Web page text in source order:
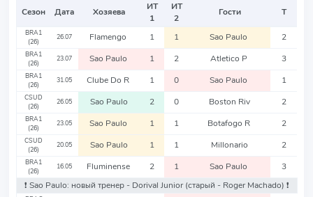
Сезон Дата Хозяева
ИТ
1
ИТ
2
Гости Т
BRA1
(26)
26.07 Flamengo 1 1 Sao Paulo 2
BRA1
(26)
23.07 Sao Paulo 1 2 Atletico P 3
BRA1
(26)
31.05 Clube Do R 1 0 Sao Paulo 1
CSUD
(26)
26.05 Sao Paulo 2 0 Boston Riv 2
BRA1
(26)
23.05 Sao Paulo 1 1 Botafogo R 2
CSUD
(26)
20.05 Sao Paulo 1 1 Millonario 2
BRA1
(26)
16.05 Fluminense 2 1 Sao Paulo
3
❗️ Sao Paulo: новый тренер - Dorival Junior(старый - Roger Machado) ❗️